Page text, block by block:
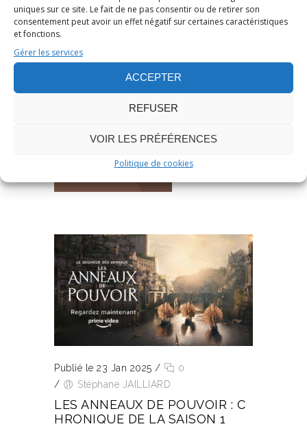
uniques sur ce site. Le fait de ne pas consentir ou de retirer son
consentement peut avoir un effet négatif sur certaines caractéristiques
et fonctions.
Gérer les services
ACCEPTER
REFUSER
VOIR LES PRÉFÉRENCES
Politique de cookies
LES ANNEAUX DE POUVOIR : C
HRONIQUE DE LA SAISON 2
Amazon Prime Video,Chronique de
Heroic fantasy,J. R. R. Tolkien
Cinéma
Publié le 23 Jan 2025 /
0
/
Stéphane JAILLIARD
LES ANNEAUX DE POUVOIR : C
HRONIQUE DE LA SAISON 1